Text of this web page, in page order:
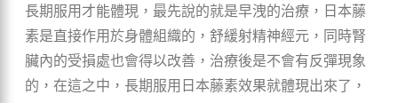
長期服用才能體現，最先說的就是早洩的治療，日本藤
素是直接作用於身體組織的，舒緩射精神經元，同時腎
臟內的受損處也會得以改善，治療後是不會有反彈現象
的，在這之中，長期服用日本藤素效果就體現出來了，